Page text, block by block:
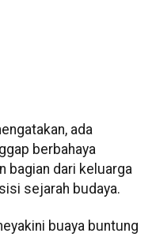
ada
berbahaya
bagian dari keluarga
sejarah budaya.
buaya buntung